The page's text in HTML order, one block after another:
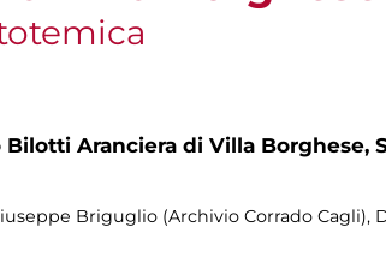
Bilotti Aranciera di Villa Borghese,
Briguglio (Archivio Corrado Cagli),